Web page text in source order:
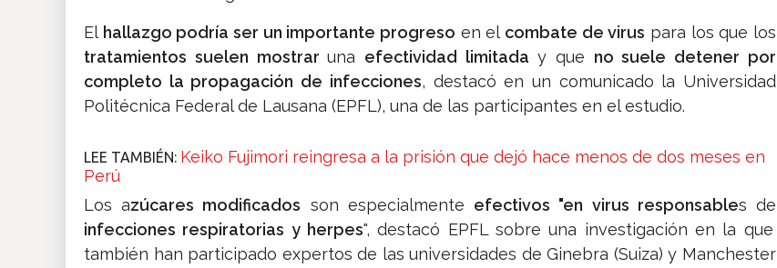
El hallazgo podría ser un importante progreso en el combate de virus para los que los
tratamientos suelen mostraruna efectividad limitada y que no suele detener por
completo la propagación de infecciones, destacó en un comunicado la Universidad
Politécnica Federal de Lausana (EPFL), una de las participantes en el estudio.
LEE TAMBIÉN: Keiko Fujimori reingresa a la prisión que dejó hace menos de dos meses en
Perú
Los azúcares modificados son especialmente efectivos "en virus responsables de
infecciones respiratorias y herpes", destacó EPFL sobre una investigación en la que
también han participado expertos de las universidades de Ginebra (Suiza) y Manchester